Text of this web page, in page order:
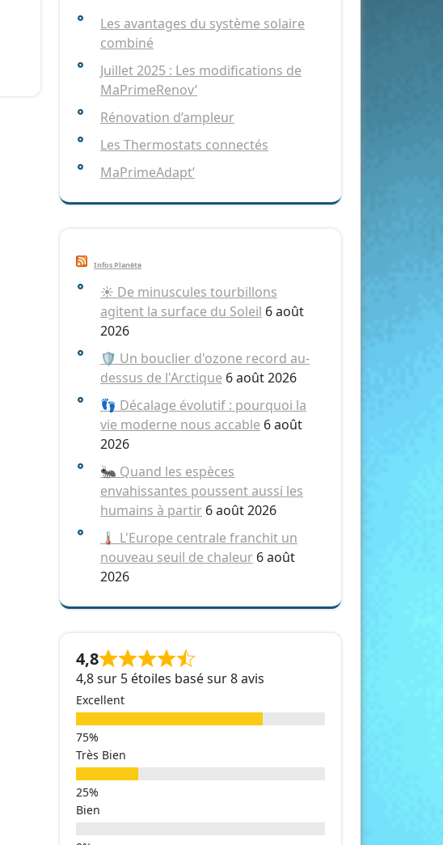
Les avantages du système solaire
combiné
Juillet 2025 : Les modifications de
MaPrimeRenov’
Rénovation d’ampleur
Les Thermostats connectés
MaPrimeAdapt’
Infos Planète
☀️ De minuscules tourbillons
agitent la surface du Soleil 6 août
2026
🛡️ Un bouclier d'ozone record au-
dessus de l'Arctique 6 août 2026
👣 Décalage évolutif : pourquoi la
vie moderne nous accable 6 août
2026
🐜 Quand les espèces
envahissantes poussent aussi les
humains à partir 6 août 2026
🌡️ L'Europe centrale franchit un
nouveau seuil de chaleur 6 août
2026
4,8
4,8 sur 5 étoiles basé sur 8 avis
Excellent
Très Bien
Bien